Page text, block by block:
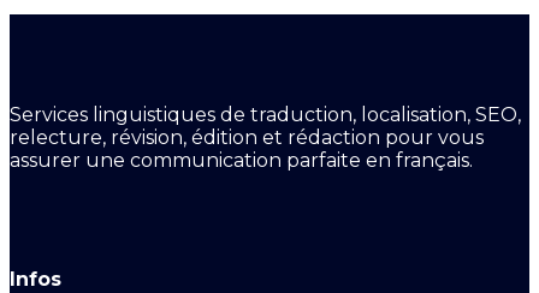
Services linguistiques de traduction, localisation, SEO,
relecture, révision, édition et rédaction pour vous
assurer une communication parfaite en français.
Infos